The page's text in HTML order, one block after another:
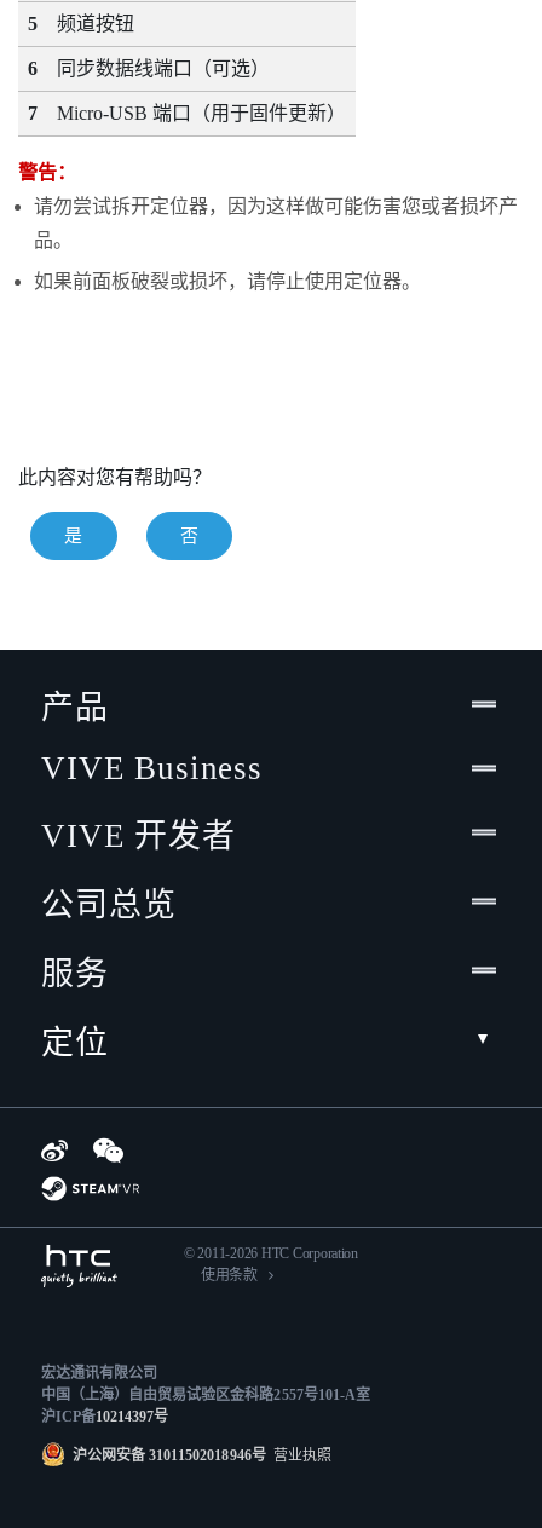
5 频道按钮
6 同步数据线端口（可选）
7 Micro-USB 端口（用于固件更新）
警告：
请勿尝试拆开定位器，因为这样做可能伤害您或者损坏产
品。
如果前面板破裂或损坏，请停止使用定位器。
此内容对您有帮助吗？
是 否
产品
VIVE Business
VIVE 开发者
公司总览
服务
定位
© 2011-2026 HTC Corporation
使用条款
宏达通讯有限公司
中国（上海）自由贸易试验区金科路2557号101-A室
沪ICP备10214397号
沪公网安备 31011502018946号营业执照